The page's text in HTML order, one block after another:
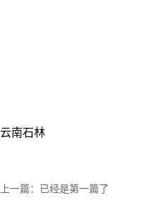
云南石林
上一篇：已经是第一篇了